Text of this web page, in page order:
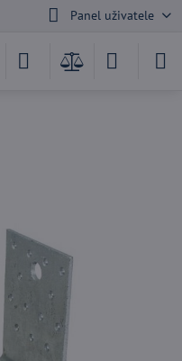
Panel uživatele